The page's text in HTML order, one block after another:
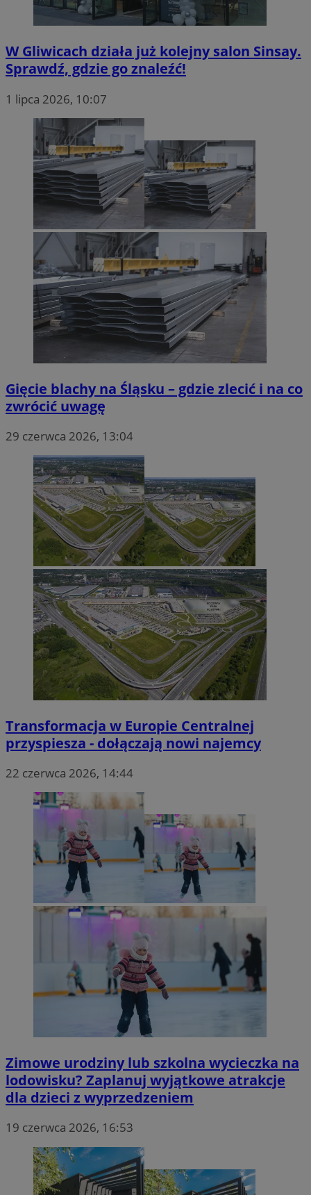
W Gliwicach działa już kolejny salon Sinsay.
Sprawdź, gdzie go znaleźć!
1 lipca 2026, 10:07
Gięcie blachy na Śląsku – gdzie zlecić i na co
zwrócić uwagę
29 czerwca 2026, 13:04
Transformacja w Europie Centralnej
przyspiesza - dołączają nowi najemcy
22 czerwca 2026, 14:44
Zimowe urodziny lub szkolna wycieczka na
lodowisku? Zaplanuj wyjątkowe atrakcje
dla dzieci z wyprzedzeniem
19 czerwca 2026, 16:53